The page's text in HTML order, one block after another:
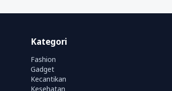
Kategori
Fashion
Gadget
Kecantikan
Kesehatan